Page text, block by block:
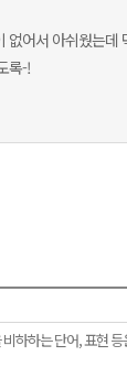
어서 아쉬웠는
록-!